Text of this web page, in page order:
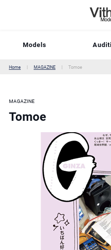
Models
Home MAGAZINE Tomoe
MAGAZINE
Tomoe